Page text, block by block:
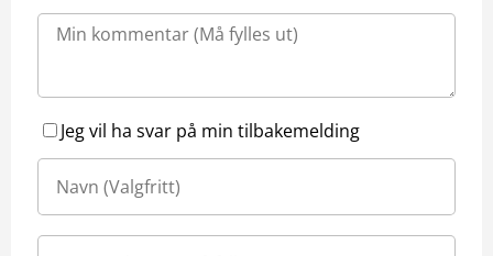
Jeg vil ha svar på min tilbakemelding